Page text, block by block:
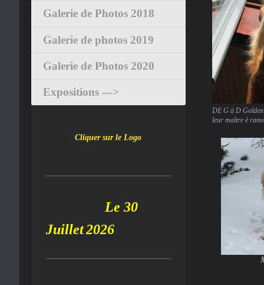
DE G à D
leur maître è
Galerie de Photos 2018
Galerie de photos 2019
Galerie de Photos 2020
Expositions --->
Cliquer sur le Logo
Le 30
Juillet2026